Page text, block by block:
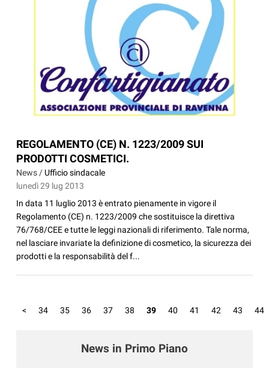
REGOLAMENTO (CE) N. 1223/2009 SUI
PRODOTTI COSMETICI.
News / Ufficio sindacale
lunedì 29 lug 2013
In data 11 luglio 2013 è entrato pienamente in vigore il
Regolamento (CE) n. 1223/2009 che sostituisce la direttiva
76/768/CEE e tutte le leggi nazionali di riferimento. Tale norma,
nel lasciare invariate la definizione di cosmetico, la sicurezza dei
prodotti e la responsabilità del f...
< 34 35 36 37 38 39 40 41 42 43 44
News in Primo Piano